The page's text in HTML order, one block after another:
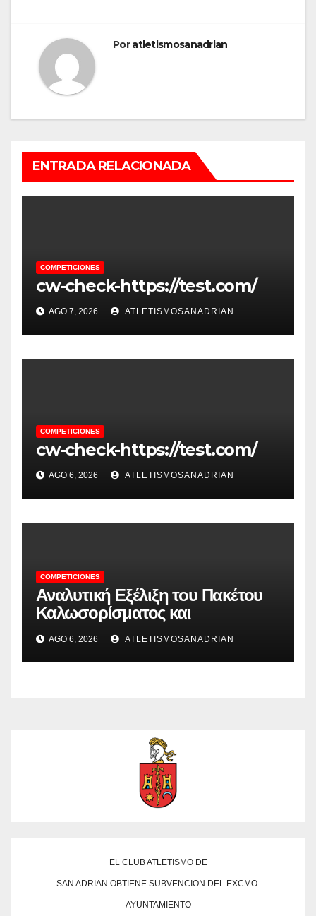
Poratletismosanadrian
ENTRADA RELACIONADA
COMPETICIONES
cw-check-https://test.com/
AGO 7, 2026 ATLETISMOSANADRIAN
COMPETICIONES
cw-check-https://test.com/
AGO 6, 2026 ATLETISMOSANADRIAN
COMPETICIONES
Αναλυτική Εξέλιξη του Πακέτου
Καλωσορίσματος και
Περισσότερες Εκπλήξεις από την
Spinstar.Bet: Μοναδικές
Προσφορές και Παιχνίδια!
AGO 6, 2026 ATLETISMOSANADRIAN
EL CLUB ATLETISMO DE
SAN ADRIAN OBTIENE SUBVENCION DEL EXCMO.
AYUNTAMIENTO